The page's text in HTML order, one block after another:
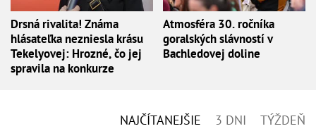
Drsná rivalita! Známa
hlásateľka nezniesla krásu
Tekelyovej: Hrozné, čo jej
spravila na konkurze
Atmosféra 30. ročníka
goralských slávností v
Bachledovej doline
NAJČÍTANEJŠIE 3 DNI TÝŽDEŇ